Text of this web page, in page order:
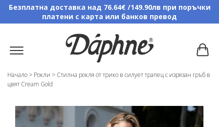
Безплатна доставка над 76.64€ /149.90лв при поръчки
платени с карта или банков превод
Начало > Рокли > Стилна рокля от трико в силует трапец с изрязан гръб в
цвят Cream Gold